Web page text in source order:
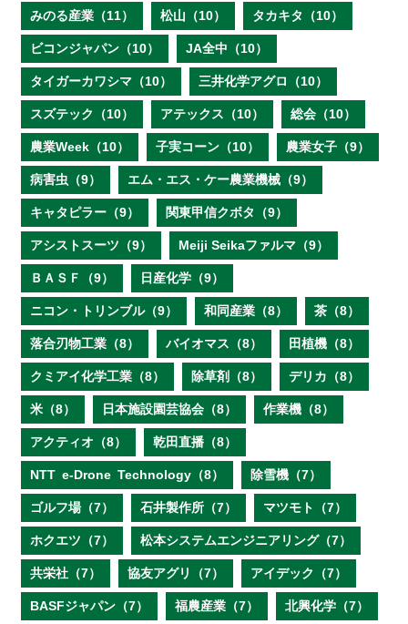
みのる産業（11） 松山（10） タカキタ（10）
ビコンジャパン（10） JA全中（10）
タイガーカワシマ（10） 三井化学アグロ（10）
スズテック（10） アテックス（10） 総会（10）
農業Week（10） 子実コーン（10） 農業女子（9）
病害虫（9） エム・エス・ケー農業機械（9）
キャタピラー（9） 関東甲信クボタ（9）
アシストスーツ（9） Meiji Seikaファルマ（9）
ＢＡＳＦ（9） 日産化学（9）
ニコン・トリンブル（9） 和同産業（8） 茶（8）
落合刃物工業（8） バイオマス（8） 田植機（8）
クミアイ化学工業（8） 除草剤（8） デリカ（8）
米（8） 日本施設園芸協会（8） 作業機（8）
アクティオ（8） 乾田直播（8）
NTT e‐Drone Technology（8） 除雪機（7）
ゴルフ場（7） 石井製作所（7） マツモト（7）
ホクエツ（7） 松本システムエンジニアリング（7）
共栄社（7） 協友アグリ（7） アイデック（7）
BASFジャパン（7） 福農産業（7） 北興化学（7）